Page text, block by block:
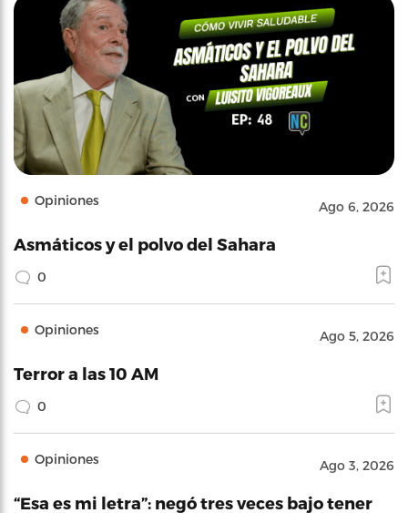
Opiniones Ago 6, 2026
Asmáticos y el polvo del Sahara
0
Opiniones Ago 5, 2026
Terror a las 10 AM
0
Opiniones Ago 3, 2026
“Esa es mi letra”: negó tres veces bajo tener